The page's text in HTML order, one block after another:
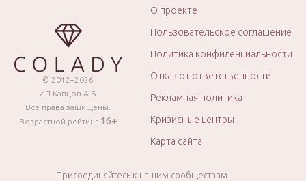
© 2012–2026
ИП Капцов А.Б.
Все права защищены.
Возрастной рейтинг 16+
О проекте
Пользовательское соглашение
Политика конфиденциальности
Отказ от ответственности
Рекламная политика
Кризисные центры
Карта сайта
Присоединяйтесь к нашим сообществам